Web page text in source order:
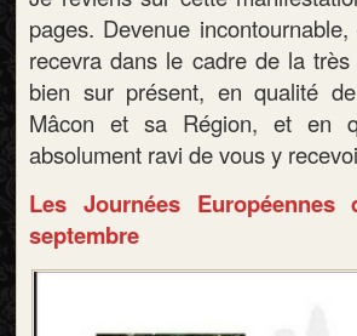
pages. Devenue
recevra dans le cadre de la
bien sur présent, en qualité
Mâcon et sa Région, et en
absolument ravi de vous y
Les Journées
septembre